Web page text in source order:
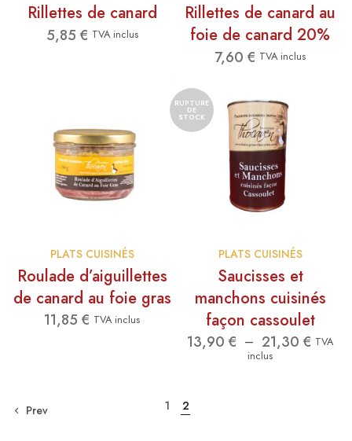
Rillettes de canard
5,85 € TVA inclus
Rillettes de canard au
foie de canard 20%
7,60 € TVA inclus
PLATS CUISINÉS
Roulade d’aiguillettes
de canard au foie gras
11,85 € TVA inclus
RUPTURE
DE
STOCK
PLATS CUISINÉS
Saucisses et
manchons cuisinés
façon cassoulet
13,90 € – 21,30 € Plage
TVA
inclus
Prev 1 2